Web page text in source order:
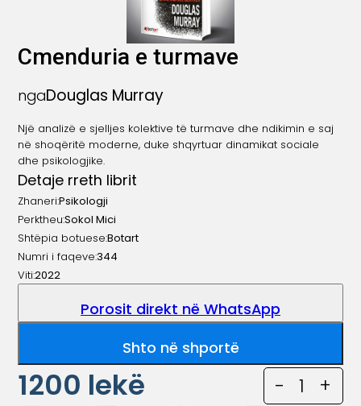
Cmenduria e turmave
ngaDouglas Murray
Një analizë e sjelljes kolektive të turmave dhe ndikimin e saj
në shoqëritë moderne, duke shqyrtuar dinamikat sociale
dhe psikologjike.
Detaje rreth librit
Zhaneri:Psikologji
Perktheu:Sokol Mici
Shtëpia botuese:Botart
Numri i faqeve:344
Viti:2022
Porosit direkt në WhatsApp
Shto në shportë
1200 lekë - 1 +